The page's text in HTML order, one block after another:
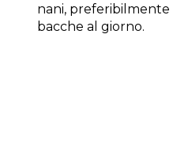
nani,
bacche al giorno.